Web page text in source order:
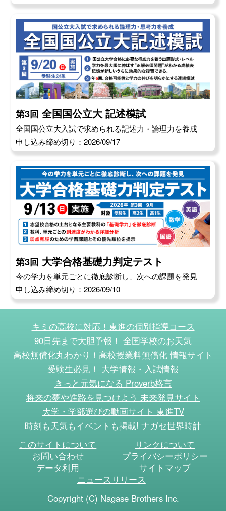
第3回 全国国公立大 記述模試
全国国公立大入試で求められる記述力・論理力を養成
申し込み締め切り：2026/09/17
第3回 大学合格基礎力判定テスト
今の学力を単元ごとに徹底診断し、次への課題を発見
申し込み締め切り：2026/09/10
キミの高校に対応！東進の個別指導コース
90日先まで大胆予報！ 全国学校のお天気
高校無償化丸わかり！高校授業料無償化 情報サイト
受験生必見！ 大学情報・入試情報
きっと元気になる Proverb格言
将来の夢や進路を見つけよう 未来発見サイト
大学・学部選びの動画サイト 東進TV
時刻も天気もイベントも掲載! ナガセ世界時計
このサイトについて
リンクについて
お問い合わせ
プライバシーポリシー
データ利用
サイトマップ
ニュースリリース
Copyright (C) Nagase Brothers Inc.